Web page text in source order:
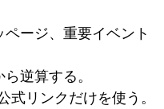
ージ、重要イベント
逆算する。
式リンクだけを使う。